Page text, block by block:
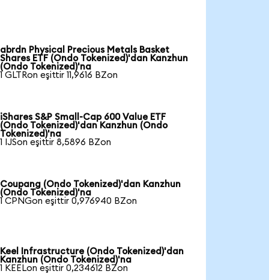
abrdn Physical Precious Metals Basket
Shares ETF (Ondo Tokenized)'dan Kanzhun
(Ondo Tokenized)'na
1 GLTRon eşittir 11,9616 BZon
iShares S&P Small-Cap 600 Value ETF
(Ondo Tokenized)'dan Kanzhun (Ondo
Tokenized)'na
1 IJSon eşittir 8,5896 BZon
Coupang (Ondo Tokenized)'dan Kanzhun
(Ondo Tokenized)'na
1 CPNGon eşittir 0,976940 BZon
Keel Infrastructure (Ondo Tokenized)'dan
Kanzhun (Ondo Tokenized)'na
1 KEELon eşittir 0,234612 BZon